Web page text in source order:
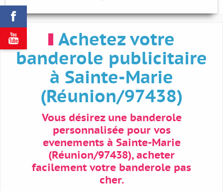


Achetez votre
banderole publicitaire
à Sainte-Marie
(Réunion/97438)
Vous désirez une banderole
personnalisée pour vos
evenements à Sainte-Marie
(Réunion/97438), acheter
facilement votre banderole pas
cher.